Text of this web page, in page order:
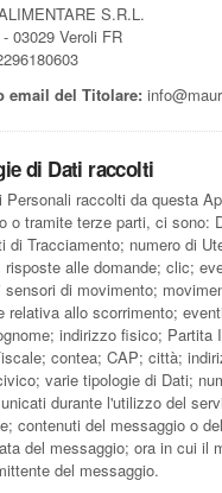
S.R.L.
03029 Veroli FR
email del Titolare:
di Dati raccolti
Personali raccolti da questa
o tramite terze parti, ci sono:
di Tracciamento; numero di
alle domande; clic;
sensori di movimento;
relativa allo scorrimento;
indirizzo fisico; Partita
contea; CAP; città;
varie tipologie di Dati;
durante l'utilizzo del
contenuti del messaggio o
del messaggio; ora in cui il
del messaggio.